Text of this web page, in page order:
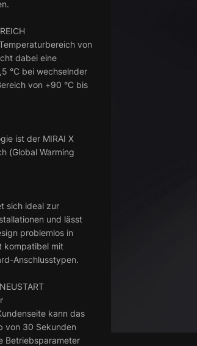
von
dabei eine
°C bei wechselnder
von +90 °C bis
ist der MIRAI X
(Global Warming
sich ideal zur
und lässt
problemlos in
kompatibel mit
Anschlusstypen.
kann das
von 30 Sekunden
Betriebsparameter